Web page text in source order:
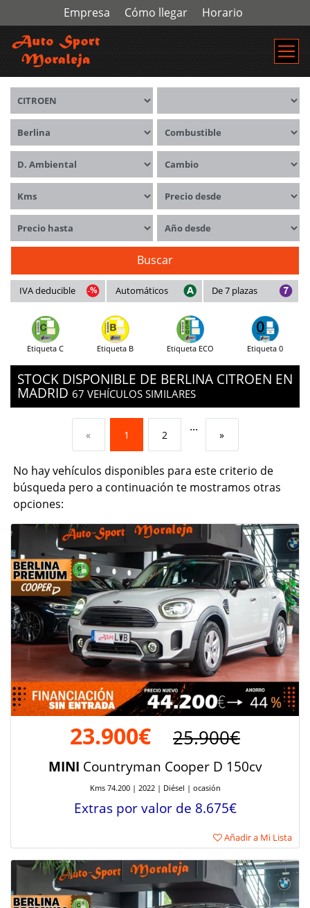
Empresa Cómo llegar Horario
Marca
Carrocerías Combustible
Distintivo ambiental Cambio
Kms Precio desde
Precio hasta Año desde
Buscar
IVA deducible Automáticos De 7 plazas
Etiqueta C Etiqueta B Etiqueta ECO Etiqueta 0
STOCK DISPONIBLE DE BERLINA CITROEN EN
MADRID 67 VEHÍCULOS SIMILARES
« 1 2
...
»
No hay vehículos disponibles para este criterio de
búsqueda pero a continuación te mostramos otras
opciones:
23.900€ 25.900€
MINI Countryman Cooper D 150cv
Kms 74.200 | 2022 | Diésel | ocasión
Extras por valor de 8.675€
Añadir a Mi Lista